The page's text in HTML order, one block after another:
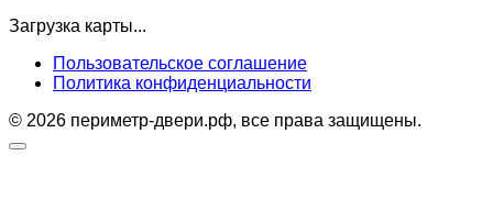
Загрузка карты...
Пользовательское соглашение
Политика конфиденциальности
© 2026 периметр-двери.рф, все права защищены.